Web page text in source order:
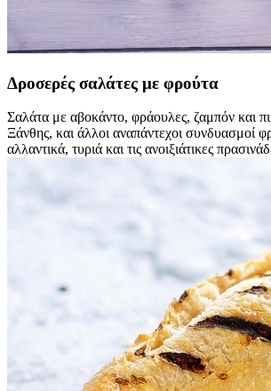
Δροσερές σαλάτες με φρούτα
Σαλάτα με αβοκάντο, φράουλες, ζαμπόν και
Ξάνθης, και άλλοι αναπάντεχοι συνδυασμοί
αλλαντικά, τυριά και τις ανοιξιάτικες